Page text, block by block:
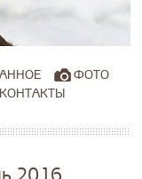
ФОТО
КОНТАКТЫ